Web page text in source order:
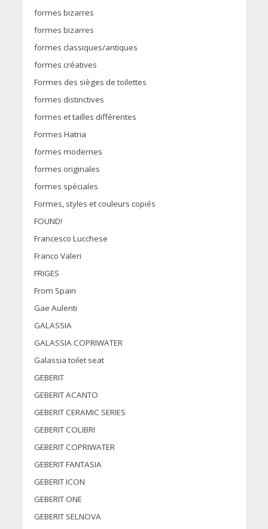
formes bizarres
formes bizarres
formes classiques/antiques
formes créatives
Formes des sièges de toilettes
formes distinctives
formes et tailles différentes
Formes Hatria
formes modernes
formes originales
formes spéciales
Formes, styles et couleurs copiés
FOUND!
Francesco Lucchese
Franco Valeri
FRIGES
From Spain
Gae Aulenti
GALASSIA
GALASSIA COPRIWATER
Galassia toilet seat
GEBERIT
GEBERIT ACANTO
GEBERIT CERAMIC SERIES
GEBERIT COLIBRI
GEBERIT COPRIWATER
GEBERIT FANTASIA
GEBERIT ICON
GEBERIT ONE
GEBERIT SELNOVA